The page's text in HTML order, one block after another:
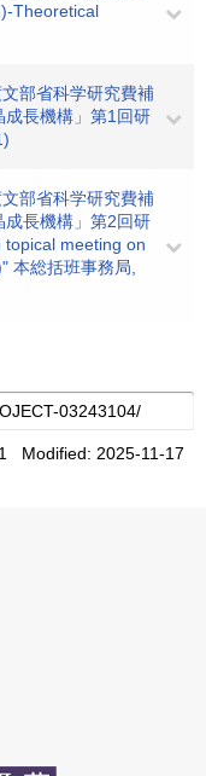
Theoretical
部省科学研究費補
成長機構」第1回研
部省科学研究費補
成長機構」第2回研
topical meeting on
本総括班事務局,
Modified: 2025-11-17